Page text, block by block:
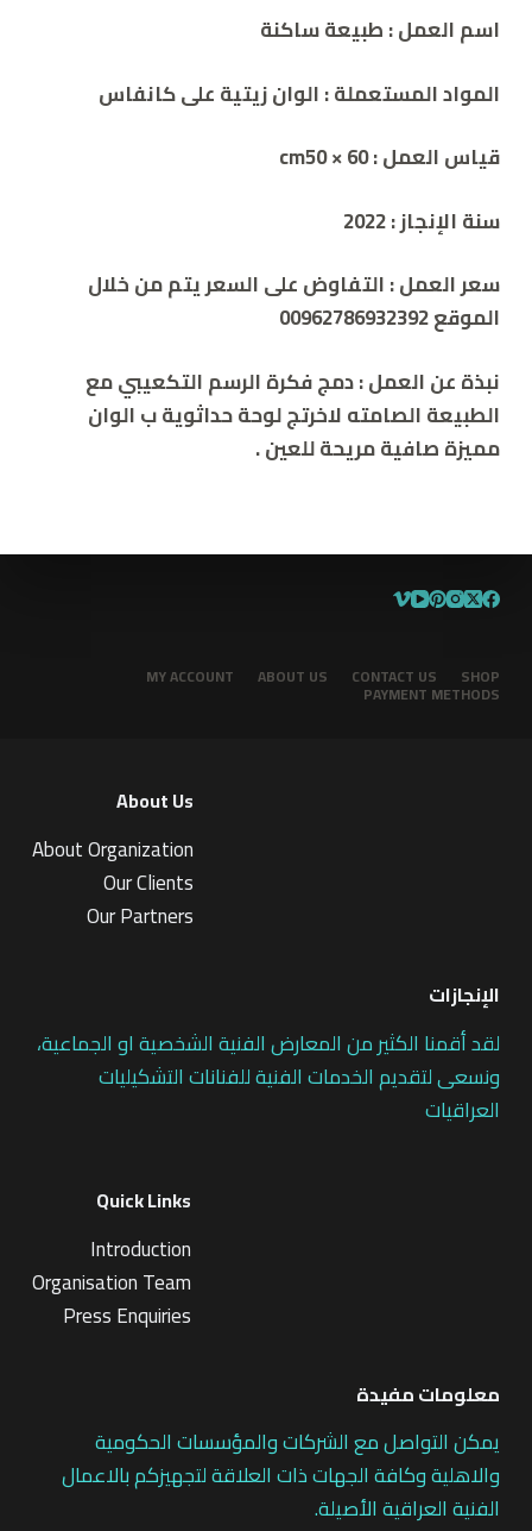
اسم العمل :طبيعة ساكنة
المواد المستعملة : الوان زيتية على كانفاس
قياس العمل : cm50 × 60
سنة الإنجاز :2022
سعر العمل : التفاوض على السعر يتم من خلال
الموقع 00962786932392
نبذة عن العمل :دمج فكرة الرسم التكعيبي مع
الطبيعة الصامته لاخرتج لوحة حداثوية ب الوان
مميزة صافية مريحة للعين .
SHOP
CONTACT US
ABOUT US
MY ACCOUNT
PAYMENT METHODS
About Us
About Organization
Our Clients
Our Partners
الإنجازات
لقد أقمنا الكثير من المعارض الفنية الشخصية او الجماعية،
ونسعى لتقديم الخدمات الفنية للفنانات التشكيليات
العراقيات
Quick Links
Introduction
Organisation Team
Press Enquiries
معلومات مفيدة
يمكن التواصل مع الشركات والمؤسسات الحكومية
والاهلية وكافة الجهات ذات العلاقة لتجهيزكم بالاعمال
الفنية العراقية الأصيلة.